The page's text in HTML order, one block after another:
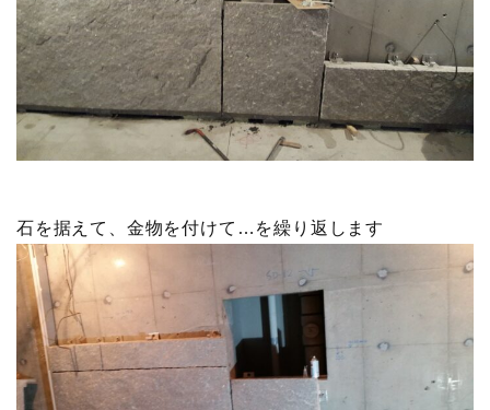
石を据えて、金物を付けて…を繰り返します